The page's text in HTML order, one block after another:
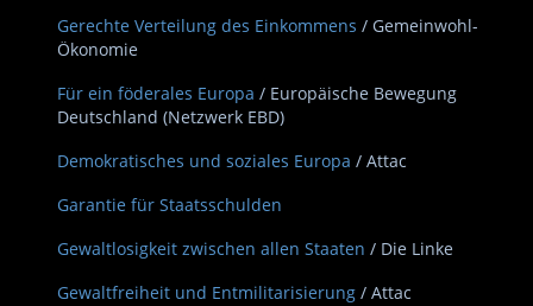
Gerechte Verteilung des Einkommens / Gemeinwohl-
Ökonomie
Für ein föderales Europa / Europäische Bewegung
Deutschland (Netzwerk EBD)
Demokratisches und soziales Europa / Attac
Garantie für Staatsschulden
Gewaltlosigkeit zwischen allen Staaten / Die Linke
Gewaltfreiheit und Entmilitarisierung / Attac